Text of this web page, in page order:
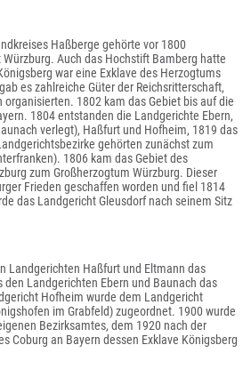
Haßberge gehörte vor 1800
Auch das Hochstift Bamberg hatte
war eine Exklave des Herzogtums
es zahlreiche Güter der Reichsritterschaft,
1802 kam das Gebiet bis auf die
1804 entstanden die Landgerichte Ebern,
verlegt), Haßfurt und Hofheim, 1819 das
gehörten zunächst zum
1806 kam das Gebiet des
zum Großherzogtum Würzburg. Dieser
Frieden geschaffen worden und fiel 1814
das Landgericht Gleusdorf nach seinem Sitz
Landgerichten Haßfurt und Eltmann das
Landgerichten Ebern und Baunach das
Hofheim wurde dem Landgericht
im Grabfeld) zugeordnet. 1900 wurde
Bezirksamtes, dem 1920 nach der
Coburg an Bayern dessen Exklave Königsberg